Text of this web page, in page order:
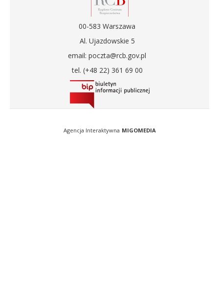
00-583 Warszawa
Al. Ujazdowskie 5
email: poczta@rcb.gov.pl
tel. (+48 22) 361 69 00
Agencja Interaktywna MIGOMEDIA